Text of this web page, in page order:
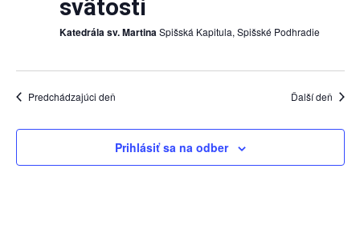
svätosti
Katedrála sv. MartinaSpišská Kapitula, Spišské Podhradie
Predchádzajúci deň Ďalší deň
Prihlásiť sa na odber